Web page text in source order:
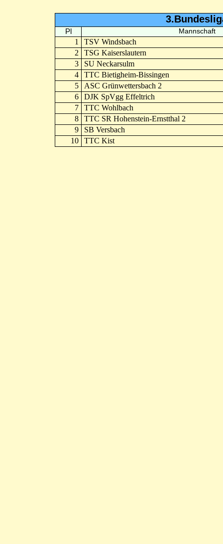
Pl Mannschaft
1
TSV Windsbach
2
TSG Kaiserslautern
3
SU Neckarsulm
4
TTC Bietigheim-Bissingen
5
ASC Grünwettersbach 2
6
DJK SpVgg Effeltrich
7
TTC Wohlbach
8
TTC SR Hohenstein-Ernstthal 2
9
SB Versbach
10
TTC Kist